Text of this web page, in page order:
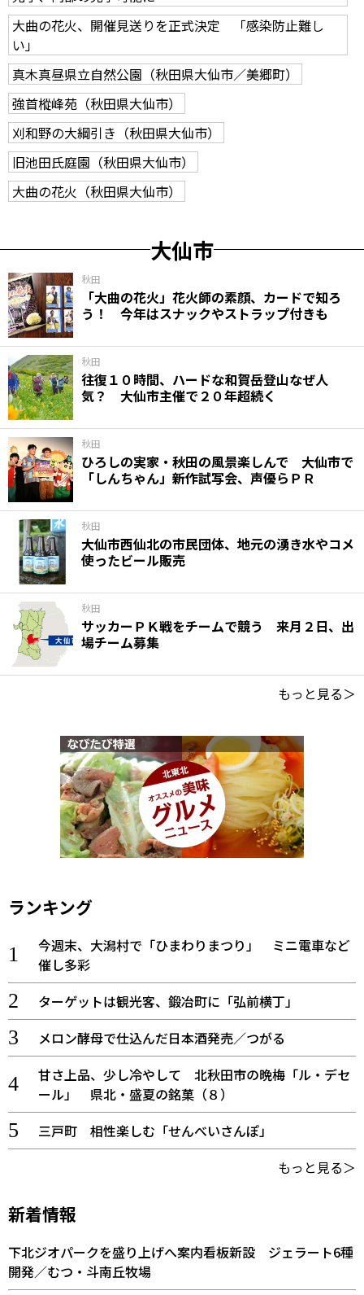
大曲の花火、開催見送りを正式決定 「感染防止難し
い」
真木真昼県立自然公園（秋田県大仙市／美郷町）
強首樅峰苑（秋田県大仙市）
刈和野の大綱引き（秋田県大仙市）
旧池田氏庭園（秋田県大仙市）
大曲の花火（秋田県大仙市）
大仙市
秋田
「大曲の花火」花火師の素顔、カードで知ろ
う！ 今年はスナックやストラップ付きも
秋田
往復１０時間、ハードな和賀岳登山なぜ人
気？ 大仙市主催で２０年超続く
秋田
ひろしの実家・秋田の風景楽しんで 大仙市で
「しんちゃん」新作試写会、声優らＰＲ
秋田
大仙市西仙北の市民団体、地元の湧き水やコメ
使ったビール販売
秋田
サッカーＰＫ戦をチームで競う 来月２日、出
場チーム募集
もっと見る＞
ランキング
今週末、大潟村で「ひまわりまつり」 ミニ電車など
催し多彩
ターゲットは観光客、鍛冶町に「弘前横丁」
メロン酵母で仕込んだ日本酒発売／つがる
甘さ上品、少し冷やして 北秋田市の晩梅「ル・デセ
ール」 県北・盛夏の銘菓（８）
三戸町 相性楽しむ「せんべいさんぽ」
もっと見る＞
新着情報
下北ジオパークを盛り上げへ案内看板新設 ジェラート6種
開発／むつ・斗南丘牧場